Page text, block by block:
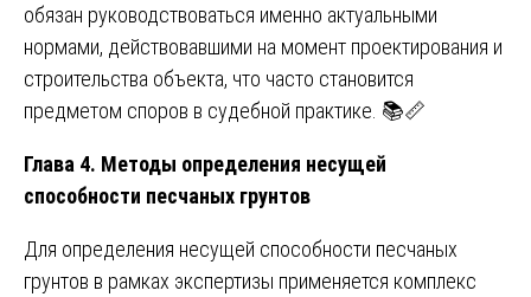
обязан руководствоваться именно актуальными
нормами, действовавшими на момент проектирования и
строительства объекта, что часто становится
предметом споров в судебной практике. 📚📏
Глава 4. Методы определения несущей
способности песчаных грунтов
Для определения несущей способности песчаных
грунтов в рамках экспертизы применяется комплекс